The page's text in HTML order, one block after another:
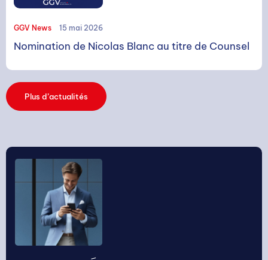
GGV News 15 mai 2026
Nomination de Nicolas Blanc au titre de Counsel
Plus d’actualités